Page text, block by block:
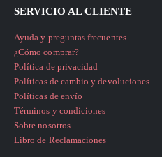
SERVICIO AL CLIENTE
Ayuda y preguntas frecuentes
¿Cómo comprar?
Política de privacidad
Políticas de cambio y devoluciones
Políticas de envío
Términos y condiciones
Sobre nosotros
Libro de Reclamaciones